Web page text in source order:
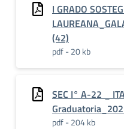
I GRADO
(42)
pdf - 20 kb
SEC I° A-22 _
pdf - 204 kb